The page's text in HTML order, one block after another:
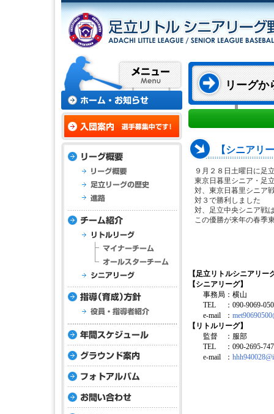
リーグか
【シニアリ
９月２８日土曜日に足
東京日暮里シニア・足
対、東京日暮里シニア
対３で勝利しました
対、足立中央シニア戦
この優勝が来年の春季
【足立リトルシニアリー
【シニアリーグ】
事務局 ： 横山
TEL
： 090-9069-
e-mail
：
【リトルリーグ】
監督
： 服部
TEL
： 090-2695-
e-mail
：